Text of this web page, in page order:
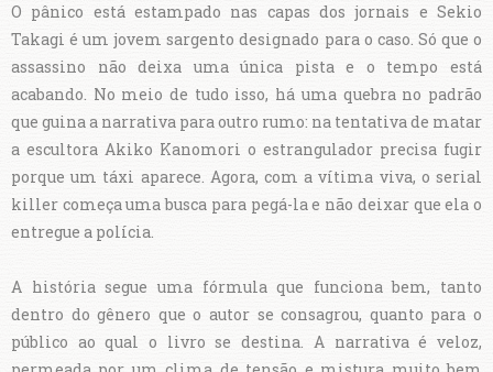
O pânico está estampado nas capas dos jornais e Sekio
Takagi é um jovem sargento designado para o caso. Só que o
assassino não deixa uma única pista e o tempo está
acabando. No meio de tudo isso, há uma quebra no padrão
que guina a narrativa para outro rumo: na tentativa de matar
a escultora Akiko Kanomori o estrangulador precisa fugir
porque um táxi aparece. Agora, com a vítima viva, o serial
killer começa uma busca para pegá-la e não deixar que ela o
entregue a polícia.
A história segue uma fórmula que funciona bem, tanto
dentro do gênero que o autor se consagrou, quanto para o
público ao qual o livro se destina. A narrativa é veloz,